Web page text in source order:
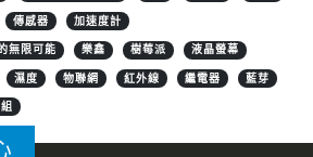
傳感器 加速度計
無限可能 樂鑫 樹莓派 液晶螢幕
濕度 物聯網 紅外線 繼電器 藍芽